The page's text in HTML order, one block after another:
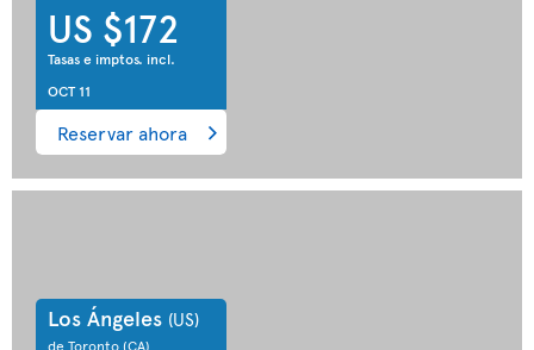
US $172
Tasas e imptos. incl.
OCT 11
Reservar ahora
Los Ángeles (US)
de Toronto(CA)